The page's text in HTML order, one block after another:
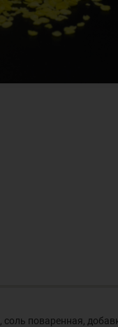
, соль поваренная,